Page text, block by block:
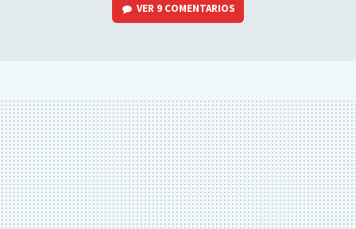
VER 9 COMENTARIOS